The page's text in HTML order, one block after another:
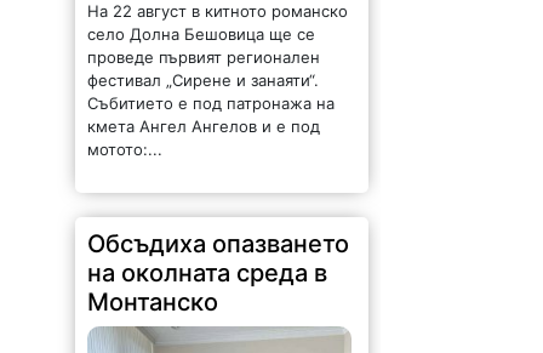
На 22 август в китното романско
село Долна Бешовица ще се
проведе първият регионален
фестивал „Сирене и занаяти“.
Събитието е под патронажа на
кмета Ангел Ангелов и е под
мотото:...
Обсъдиха опазването
на околната среда в
Монтанско